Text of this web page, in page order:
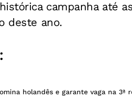
campanha até
deste ano.
holandês e garante vaga na 3ª